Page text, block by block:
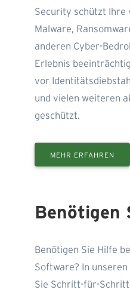
Security schützt Ihre
Malware,
anderen Cyber-
Erlebnis
vor
und vielen weiteren
geschützt.
MEHR ERFAHREN
Benötigen
Benötigen Sie Hilfe
Software? In
Sie Schritt-für-